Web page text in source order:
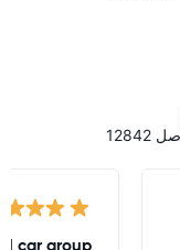
car group